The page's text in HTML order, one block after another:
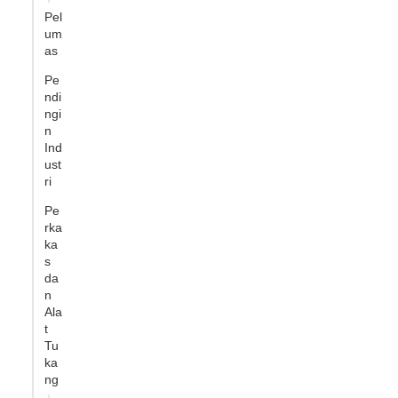
Pel
um
as
Pe
ndi
ngi
n
Ind
ust
ri
Pe
rka
ka
s
da
n
Ala
t
Tu
ka
ng